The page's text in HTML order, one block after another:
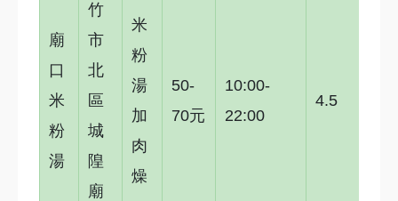
廟
口
米
粉
湯
竹
市
北
區
城
隍
廟
米
粉
湯
加
肉
燥
50-
70元
10:00-
22:00
4.5